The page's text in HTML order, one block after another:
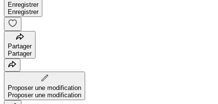
Enregistrer
Enregistrer
Partager
Partager
Proposer une modification
Proposer une modification